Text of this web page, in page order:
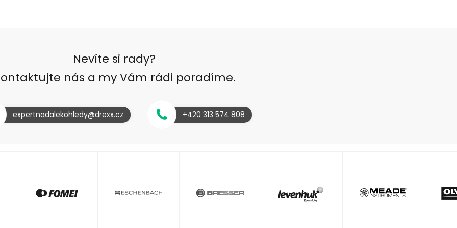
Nevíte si rady?
nás a my Vám rádi poradíme.
expertnadalekohledy@drexx.cz +420 313 574 808